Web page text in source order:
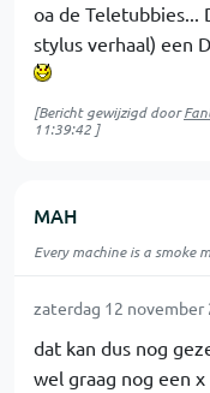
oa de Teletubbies...
stylus verhaal) een
[Bericht gewijzigd door
11:39:42 ]
MAH
Every machine is a smoke
zaterdag 12 november
dat kan dus nog
wel graag nog een